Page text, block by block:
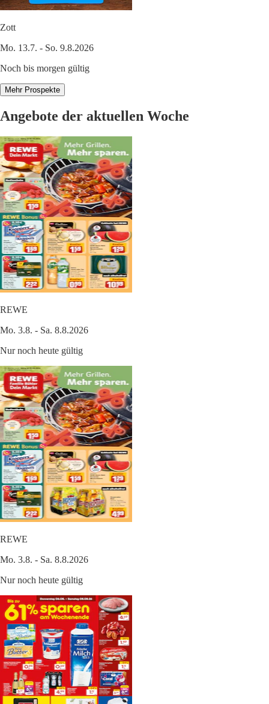
Zott
Mo. 13.7. - So. 9.8.2026
Noch bis morgen gültig
Mehr Prospekte
Angebote der aktuellen Woche
REWE
Mo. 3.8. - Sa. 8.8.2026
Nur noch heute gültig
REWE
Mo. 3.8. - Sa. 8.8.2026
Nur noch heute gültig